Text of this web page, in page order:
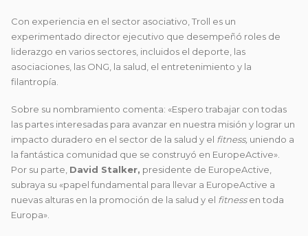
Con experiencia en el sector asociativo, Troll es un
experimentado director ejecutivo que desempeñó roles de
liderazgo en varios sectores, incluidos el deporte, las
asociaciones, las ONG, la salud, el entretenimiento y la
filantropía.
Sobre su nombramiento comenta: «Espero trabajar con todas
las partes interesadas para avanzar en nuestra misión y lograr un
impacto duradero en el sector de la salud y el fitness, uniendo a
la fantástica comunidad que se construyó en EuropeActive».
Por su parte, David Stalker, presidente de EuropeActive,
subraya su «papel fundamental para llevar a EuropeActive a
nuevas alturas en la promoción de la salud y el fitnessen toda
Europa».